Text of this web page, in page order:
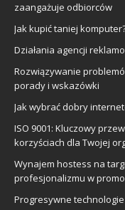
zaangażuje odbiorców
Jak kupić taniej
Działania agencji
Rozwiązywanie
porady i wskazówki
Jak wybrać dobry
ISO 9001: Kluczowy
korzyściach dla Twojej
Wynajem hostess na
profesjonalizmu w
Progresywne technologie